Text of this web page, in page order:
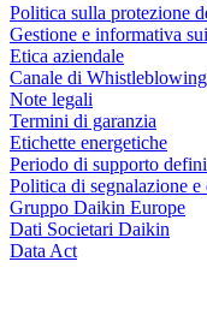
Politica sulla protezione
Gestione e informativa
Etica aziendale
Canale di Whistleblowing
Note legali
Termini di garanzia
Etichette energetiche
Periodo di supporto
Politica di segnalazione
Gruppo Daikin Europe
Dati Societari Daikin
Data Act